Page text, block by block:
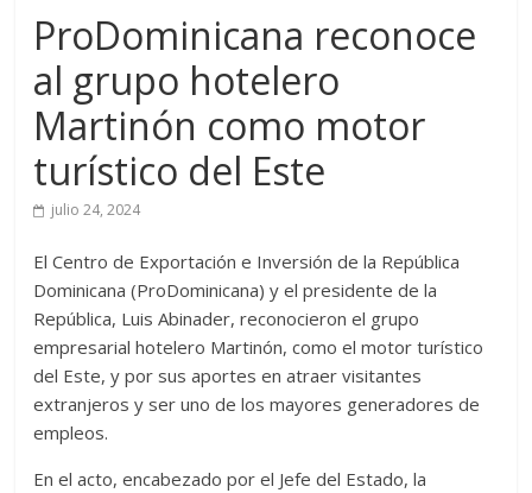
ProDominicana reconoce
al grupo hotelero
Martinón como motor
turístico del Este
julio 24, 2024
El Centro de Exportación e Inversión de la República
Dominicana (ProDominicana) y el presidente de la
República, Luis Abinader, reconocieron el grupo
empresarial hotelero Martinón, como el motor turístico
del Este, y por sus aportes en atraer visitantes
extranjeros y ser uno de los mayores generadores de
empleos.
En el acto, encabezado por el Jefe del Estado, la